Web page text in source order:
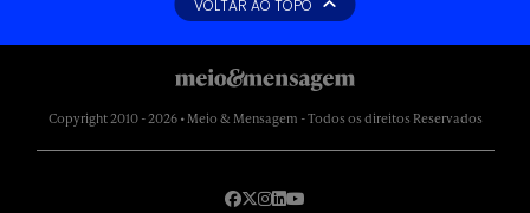
VOLTAR AO TOPO
Copyright 2010 - 2026 • Meio & Mensagem - Todos os direitos Reservados